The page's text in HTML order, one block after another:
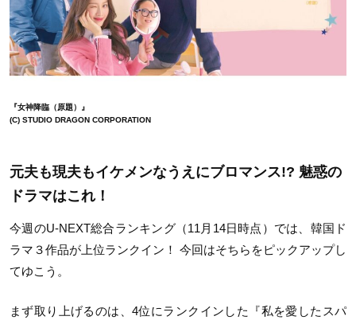
『女神降臨（原題）』
(C) STUDIO DRAGON CORPORATION
元夫も現夫もイケメンなうえにブロマンス!? 魅惑の
ドラマはこれ！
今週のU-NEXT総合ランキング（11月14日時点）では、韓国ド
ラマ３作品が上位ランクイン！ 今回はそちらをピックアップし
てゆこう。
まず取り上げるのは、4位にランクインした『私を愛したスパ